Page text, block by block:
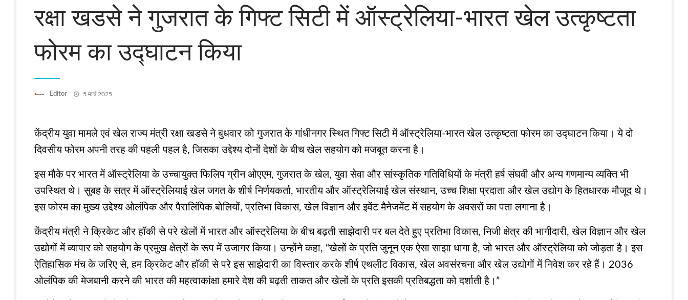
रक्षा खडसे ने गुजरात के गिफ्ट सिटी में ऑस्ट्रेलिया-भारत खेल उत्कृष्टता
फोरम का उद्घाटन किया
Editor
Posted
5 मार्च 2025
केंद्रीय युवा मामले एवं खेल राज्य मंत्री रक्षा खडसे ने बुधवार को गुजरात के गांधीनगर स्थित गिफ्ट सिटी में ऑस्ट्रेलिया-भारत खेल उत्कृष्टता फोरम का उद्घाटन किया। ये दो
दिवसीय फोरम अपनी तरह की पहली पहल है, जिसका उद्देश्य दोनों देशों के बीच खेल सहयोग को मजबूत करना है।
इस मौके पर भारत में ऑस्ट्रेलिया के उच्चायुक्त फिलिप ग्रीन ओएएम, गुजरात के खेल, युवा सेवा और सांस्कृतिक गतिविधियों के मंत्री हर्ष संघवी और अन्य गणमान्य व्यक्ति भी
उपस्थित थे। सुबह के सत्र में ऑस्ट्रेलियाई खेल जगत के शीर्ष निर्णयकर्ता, भारतीय और ऑस्ट्रेलियाई खेल संस्थान, उच्च शिक्षा प्रदाता और खेल उद्योग के हितधारक मौजूद थे।
इस फोरम का मुख्य उद्देश्य ओलंपिक और पैरालिंपिक बोलियों, प्रतिभा विकास, खेल विज्ञान और इवेंट मैनेजमेंट में सहयोग के अवसरों का पता लगाना है।
केंद्रीय मंत्री ने क्रिकेट और हॉकी से परे खेलों में भारत और ऑस्ट्रेलिया के बीच बढ़ती साझेदारी पर बल देते हुए प्रतिभा विकास, निजी क्षेत्र की भागीदारी, खेल विज्ञान और खेल
उद्योगों में व्यापार को सहयोग के प्रमुख क्षेत्रों के रूप में उजागर किया। उन्होंने कहा, “खेलों के प्रति जुनून एक ऐसा साझा धागा है, जो भारत और ऑस्ट्रेलिया को जोड़ता है। इस
ऐतिहासिक मंच के जरिए से, हम क्रिकेट और हॉकी से परे इस साझेदारी का विस्तार करके शीर्ष एथलीट विकास, खेल अवसंरचना और खेल उद्योगों में निवेश कर रहे हैं। 2036
ओलंपिक की मेजबानी करने की भारत की महत्वाकांक्षा हमारे देश की बढ़ती ताकत और खेलों के प्रति इसकी प्रतिबद्धता को दर्शाती है।”